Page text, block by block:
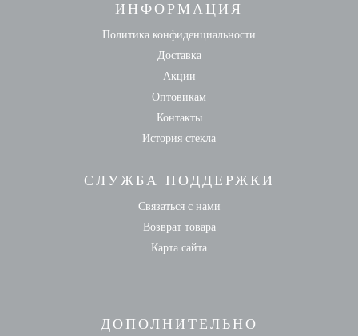
ИНФОРМАЦИЯ
Политика конфиденциальности
Доставка
Акции
Оптовикам
Контакты
История стекла
СЛУЖБА ПОДДЕРЖКИ
Связаться с нами
Возврат товара
Карта сайта
ДОПОЛНИТЕЛЬНО